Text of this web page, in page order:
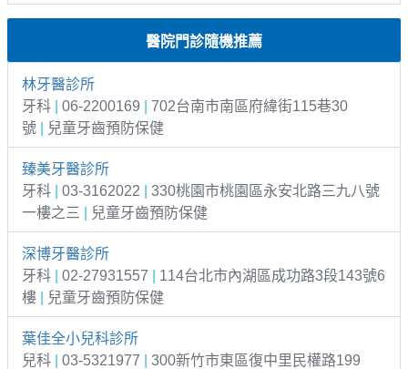
醫院門診隨機推薦
林牙醫診所
牙科
06-2200169
702台南市南區府緯街115巷30
號
兒童牙齒預防保健
臻美牙醫診所
牙科
03-3162022
330桃園市桃園區永安北路三九八號
一樓之三
兒童牙齒預防保健
深博牙醫診所
牙科
02-27931557
114台北市內湖區成功路3段143號6
樓
兒童牙齒預防保健
葉佳全小兒科診所
兒科
03-5321977
300新竹市東區復中里民權路199